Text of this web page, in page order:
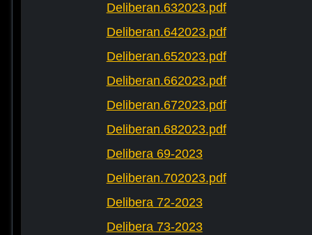
Deliberan.632023.pdf
Deliberan.642023.pdf
Deliberan.652023.pdf
Deliberan.662023.pdf
Deliberan.672023.pdf
Deliberan.682023.pdf
Delibera 69-2023
Deliberan.702023.pdf
Delibera 72-2023
Delibera 73-2023